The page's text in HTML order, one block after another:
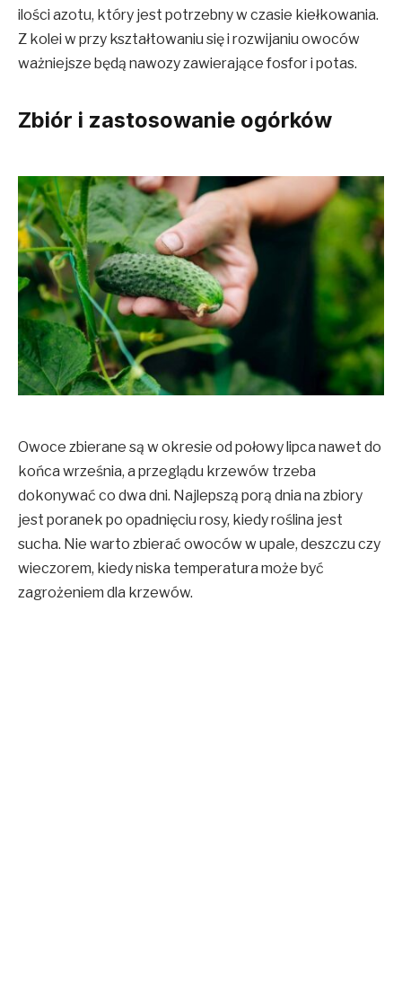
ilości azotu, który jest potrzebny w czasie kiełkowania.
Z kolei w przy kształtowaniu się i rozwijaniu owoców
ważniejsze będą nawozy zawierające fosfor i potas.
Zbiór i zastosowanie ogórków
Owoce zbierane są w okresie od połowy lipca nawet do
końca września, a przeglądu krzewów trzeba
dokonywać co dwa dni. Najlepszą porą dnia na zbiory
jest poranek po opadnięciu rosy, kiedy roślina jest
sucha. Nie warto zbierać owoców w upale, deszczu czy
wieczorem, kiedy niska temperatura może być
zagrożeniem dla krzewów.